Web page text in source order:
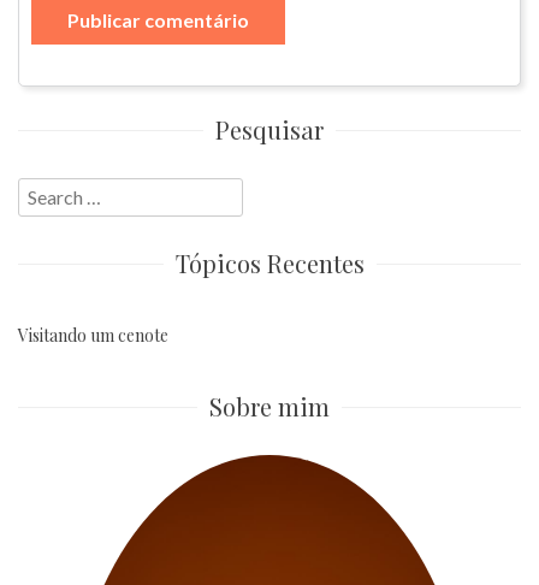
Pesquisar
Search
for:
Tópicos Recentes
Visitando um cenote
Sobre mim